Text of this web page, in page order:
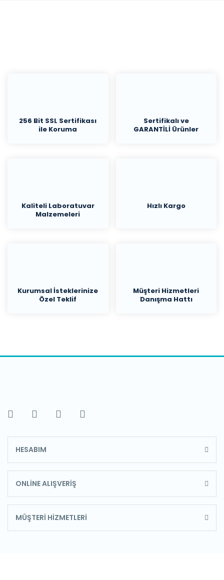
256 Bit SSL Sertifikası
ile Koruma
Sertifikalı ve
GARANTİLİ Ürünler
Kaliteli Laboratuvar
Malzemeleri
Hızlı Kargo
Kurumsal İsteklerinize
Özel Teklif
Müşteri Hizmetleri
Danışma Hattı
HESABIM
ONLİNE ALIŞVERİŞ
MÜŞTERİ HİZMETLERİ